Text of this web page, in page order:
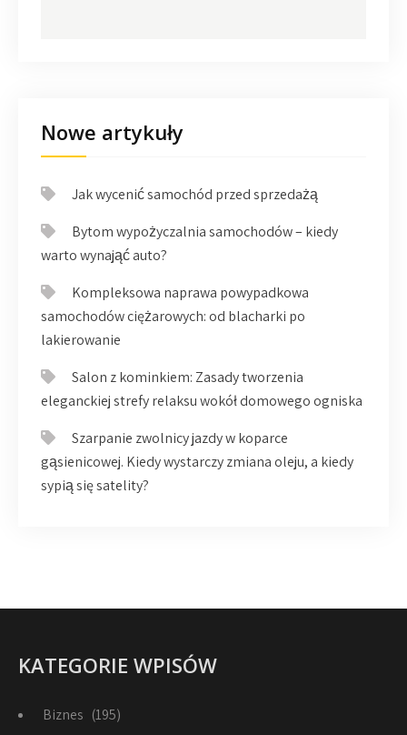
Nowe artykuły
Jak wycenić samochód przed sprzedażą
Bytom wypożyczalnia samochodów – kiedy
warto wynająć auto?
Kompleksowa naprawa powypadkowa
samochodów ciężarowych: od blacharki po
lakierowanie
Salon z kominkiem: Zasady tworzenia
eleganckiej strefy relaksu wokół domowego ogniska
Szarpanie zwolnicy jazdy w koparce
gąsienicowej. Kiedy wystarczy zmiana oleju, a kiedy
sypią się satelity?
KATEGORIE WPISÓW
Biznes (195)